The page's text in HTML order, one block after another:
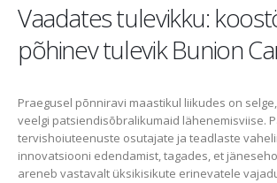
Vaadates tulevikku:
põhinev tulevik Bunion
Praegusel põnniravi maastikul liikudes on
veelgi patsiendisõbralikumaid lähenemisviise.
tervishoiuteenuste osutajate ja teadlaste
innovatsiooni edendamist, tagades, et
areneb vastavalt üksikisikute erinevatele